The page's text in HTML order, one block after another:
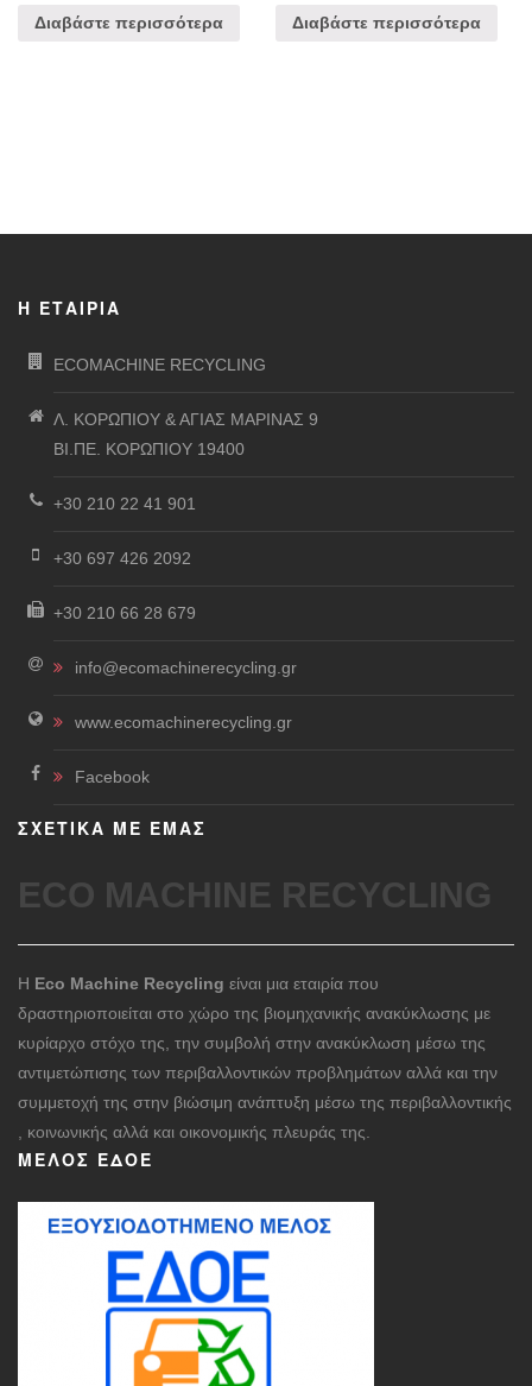
Διαβάστε περισσότερα Διαβάστε περισσότερα
Η ΕΤΑΙΡΊΑ
ECOMACHINE RECYCLING
Λ. ΚΟΡΩΠΙΟΥ & ΑΓΙΑΣ ΜΑΡΙΝΑΣ 9
ΒΙ.ΠΕ. ΚΟΡΩΠΙΟΥ 19400
+30 210 22 41 901
+30 697 426 2092
+30 210 66 28 679
info@ecomachinerecycling.gr
www.ecomachinerecycling.gr
Facebook
ΣΧΕΤΙΚΑ ΜΕ ΕΜΑΣ
ECO MACHINE RECYCLING
Η Eco Machine Recycling είναι μια εταιρία που
δραστηριοποιείται στο χώρο της βιομηχανικής ανακύκλωσης με
κυρίαρχο στόχο της, την συμβολή στην ανακύκλωση μέσω της
αντιμετώπισης των περιβαλλοντικών προβλημάτων αλλά και την
συμμετοχή της στην βιώσιμη ανάπτυξη μέσω της περιβαλλοντικής
, κοινωνικής αλλά και οικονομικής πλευράς της.
ΜΈΛΟΣ ΕΔΟΕ